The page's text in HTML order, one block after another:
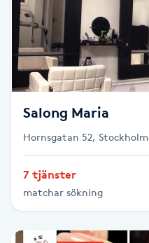
Gellack med förstärkning
Gravidmassage
Gravidyoga
Gruppträning
Gua Sha-massage
Salong Maria
Hornsgatan 52, Stockholm
7 tjänster
matchar sökning